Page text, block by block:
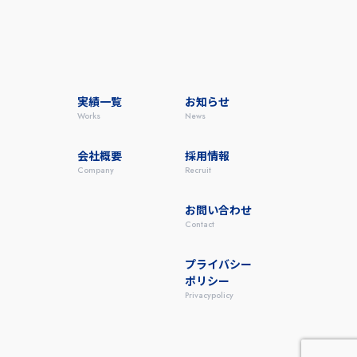
実績一覧
works
会社概要
company
お知らせ
news
採用情報
recruit
お問い合わせ
contact
プライバシー
ポリシー
privacypolicy